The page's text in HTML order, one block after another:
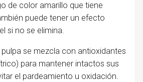
de color amarillo que tiene
puede tener un efecto
si no se elimina.
se mezcla con antioxidantes
para mantener intactos sus
el pardeamiento u oxidación.